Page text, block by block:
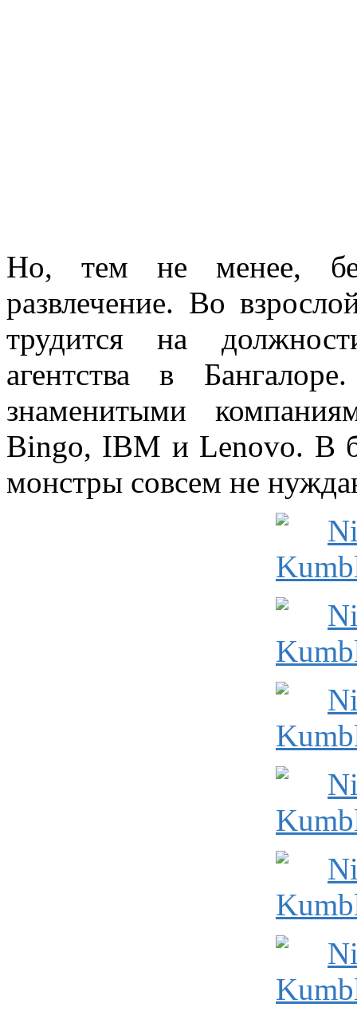
Но, тем не менее,
развлечение. Во
трудится на
агентства в
знаменитыми
Bingo, IBM и Lenovo. В
монстры совсем не